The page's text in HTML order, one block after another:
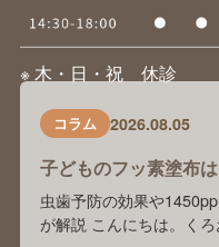
※ 木・日・祝 休診
コラム 2026.08.05
子どものフッ素塗布
虫歯予防の効果や
が解説 こんにちは。く